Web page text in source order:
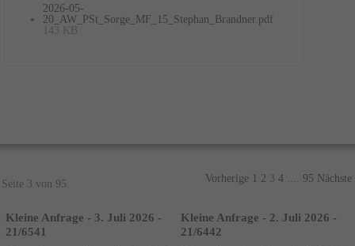
2026-05-
20_AW_PSt_Sorge_MF_15_Stephan_Brandner.pdf
143 KB
Seite 3 von 95. Vorherige 1 2 3 4 95 Nächste
Kleine Anfrage - 3. Juli 2026 -
21/6541
Kleine Anfrage - 2. Juli 2026 -
21/6442